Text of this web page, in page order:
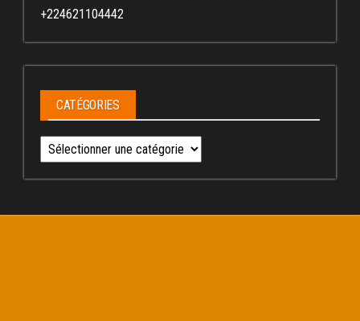
+224621104442
CATÉGORIES
Catégories